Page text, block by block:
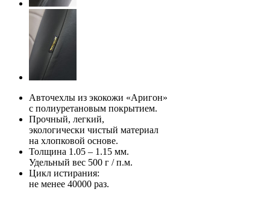
Авточехлы из экокожи «Аригон»
с полиуретановым покрытием.
Прочный, легкий,
экологически чистый материал
на хлопковой основе.
Толщина 1.05 – 1.15 мм.
Удельный вес 500 г / п.м.
Цикл истирания:
не менее 40000 раз.